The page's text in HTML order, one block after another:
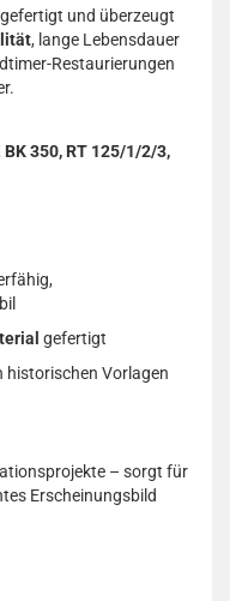
gefertigt und überzeugt
, lange Lebensdauer
Restaurierungen
BK 350, RT 125/1/2/3,
gefertigt
historischen Vorlagen
– sorgt für
Erscheinungsbild